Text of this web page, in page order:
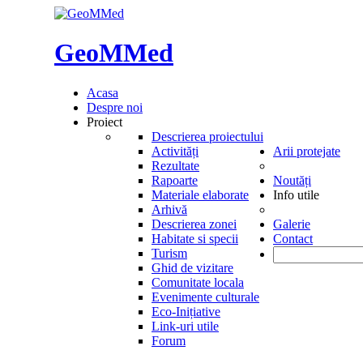
GeoMMed
Acasa
Despre noi
Proiect
Descrierea proiectului
Activități
Rezultate
Rapoarte
Materiale elaborate
Arhivă
Arii protejate
Descrierea zonei
Habitate si specii
Turism
Ghid de vizitare
Noutăți
Info utile
Comunitate locala
Evenimente culturale
Eco-Inițiative
Link-uri utile
Forum
Galerie
Contact